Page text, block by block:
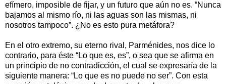
efímero, imposible de fijar, y un futuro que aún no es. “Nunca
bajamos al mismo río, ni las aguas son las mismas, ni
nosotros tampoco”. ¿No es esto pura metáfora?
En el otro extremo, su eterno rival, Parménides, nos dice lo
contrario, para éste “Lo que es, es”, o sea que se afirma en
un principio de no contradicción, el cual se expresaría de la
siguiente manera: “Lo que es no puede no ser”. Con esta